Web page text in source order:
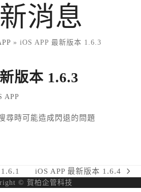
消息
» iOS APP 最新版本 1.6.3
版本 1.6.3
APP
尋時可能造成閃退的問題
next
post:
iOS APP 最新版本 1.6.4
© 賀柏企管科技